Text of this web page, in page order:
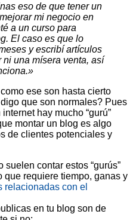
eso de que tener un
mi negocio en
a un curso para
El caso es que lo
y escribí artículos
una mísera venta, así
ese son hasta cierto
que son normales? Pues
hay mucho “gurú”
montar un blog es algo
de clientes potenciales y
contar estos “gurús”
que requiere tiempo, ganas y
relacionadas con el
en tu blog son de